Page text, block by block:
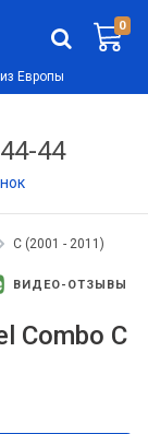
0
Европы
44
C (2001 - 2011)
ВИДЕО-ОТЗЫВЫ
Combo C